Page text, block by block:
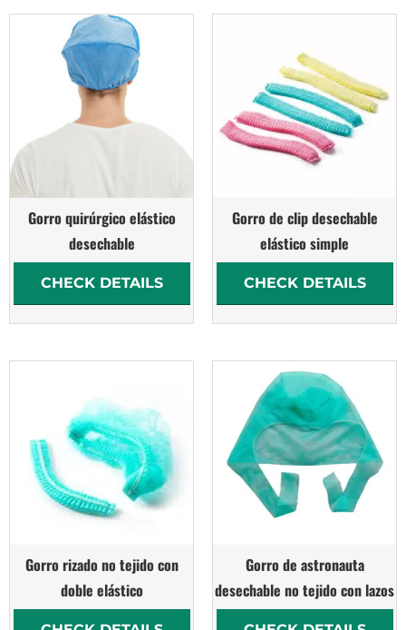
Gorro quirúrgico elástico
desechable
CHECK DETAILS
Gorro de clip desechable
elástico simple
CHECK DETAILS
Gorro rizado no tejido con
doble elástico
Gorro de astronauta
desechable no tejido con lazos